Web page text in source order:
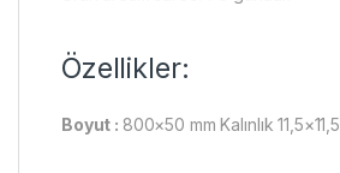
Özellikler:
Boyut : 800×50 mm Kalınlık 11,5×11,5